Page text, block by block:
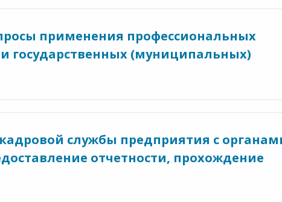
применения профессиональных
государственных (муниципальных)
службы предприятия с
отчетности, прохождение